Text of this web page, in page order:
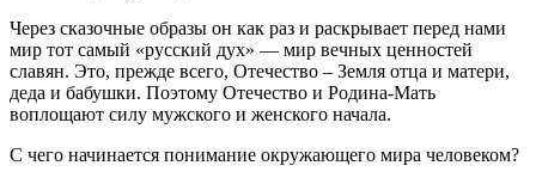
Через сказочные образы он как раз и раскрывает перед нами
мир тот самый «русский дух» — мир вечных ценностей
славян. Это, прежде всего, Отечество – Земля отца и матери,
деда и бабушки. Поэтому Отечество и Родина-Мать
воплощают силу мужского и женского начала.
С чего начинается понимание окружающего мира человеком?